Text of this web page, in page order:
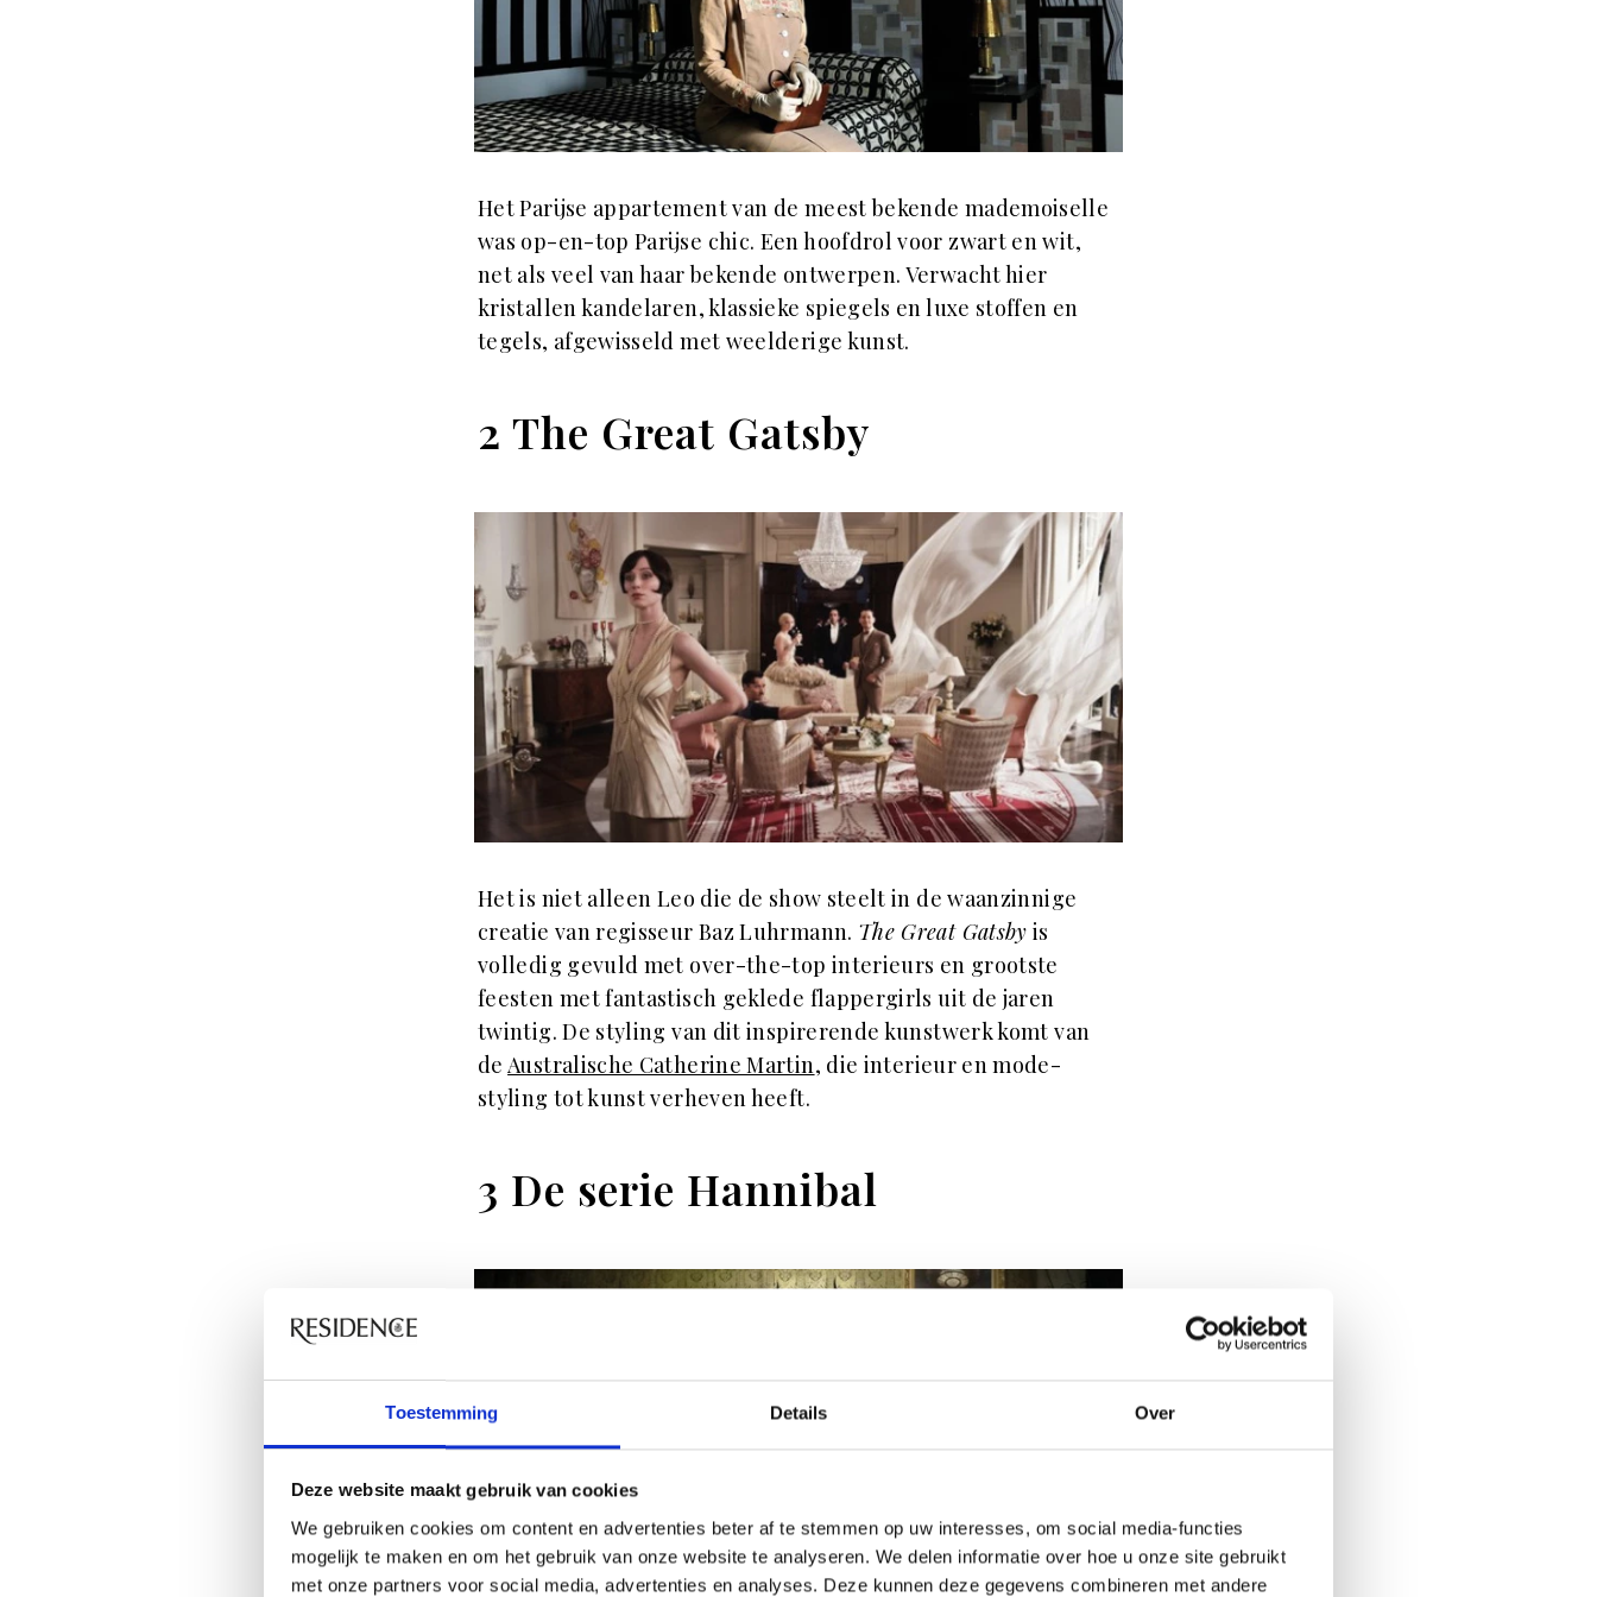
Toestemming Details Over
Deze website maakt gebruik van cookies
We gebruiken cookies om content en advertenties beter af te stemmen op uw interesses, om social media-functies
mogelijk te maken en om het gebruik van onze website te analyseren. We delen informatie over hoe u onze site gebruikt
met onze partners voor social media, advertenties en analyses. Deze kunnen deze gegevens combineren met andere
Het Parijse appartement van de meest bekende mademoiselle
was op-en-top Parijse chic. Een hoofdrol voor zwart en wit,
net als veel van haar bekende ontwerpen. Verwacht hier
kristallen kandelaren, klassieke spiegels en luxe stoffen en
tegels, afgewisseld met weelderige kunst.
2 The Great Gatsby
Het is niet alleen Leo die de show steelt in de waanzinnige
creatie van regisseur Baz Luhrmann. The Great Gatsby is
volledig gevuld met over-the-top interieurs en grootste
feesten met fantastisch geklede flappergirls uit de jaren
twintig. De styling van dit inspirerende kunstwerk komt van
de Australische Catherine Martin, die interieur en mode-
styling tot kunst verheven heeft.
3 De serie Hannibal